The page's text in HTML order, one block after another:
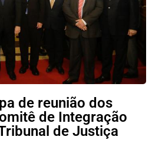
de reunião dos
de Integração
de Justiça